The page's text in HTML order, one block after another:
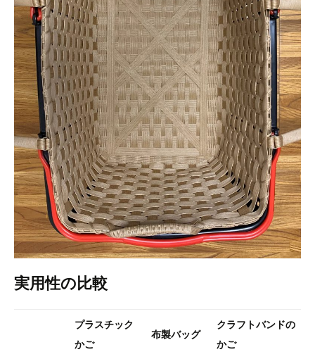
実用性の比較
プラスチック
かご
布製バッグ
クラフトバンドの
かご